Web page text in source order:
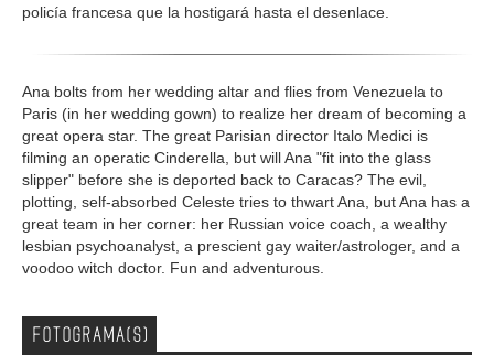
policía francesa que la hostigará hasta el desenlace.
Ana bolts from her wedding altar and flies from Venezuela to
Paris (in her wedding gown) to realize her dream of becoming a
great opera star. The great Parisian director Italo Medici is
filming an operatic Cinderella, but will Ana "fit into the glass
slipper" before she is deported back to Caracas? The evil,
plotting, self-absorbed Celeste tries to thwart Ana, but Ana has a
great team in her corner: her Russian voice coach, a wealthy
lesbian psychoanalyst, a prescient gay waiter/astrologer, and a
voodoo witch doctor. Fun and adventurous.
FOTOGRAMA(S)